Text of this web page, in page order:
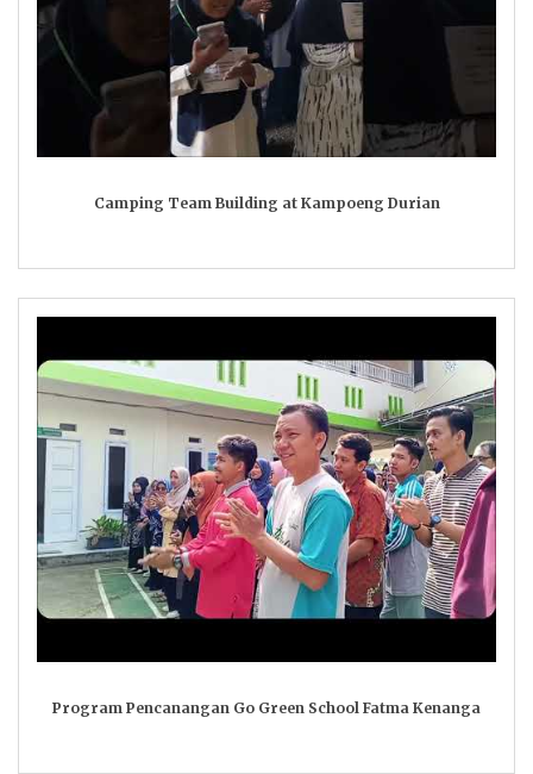
Camping Team Building at Kampoeng Durian
Program Pencanangan Go Green School Fatma Kenanga